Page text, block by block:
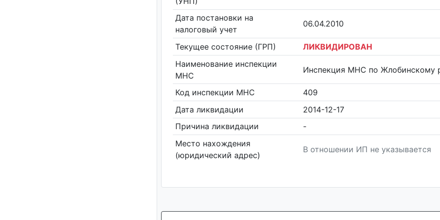
Дата постановки на
налоговый учет
06.04.2010
Текущее состояние (ГРП)
ЛИКВИДИРОВАН
Наименование инспекции
МНС
Инспекция МНС по Жлобинскому
Код инспекции МНС
409
Дата ликвидации
2014-12-17
Причина ликвидации
-
Место нахождения
(юридический адрес)
В отношении ИП не указывается